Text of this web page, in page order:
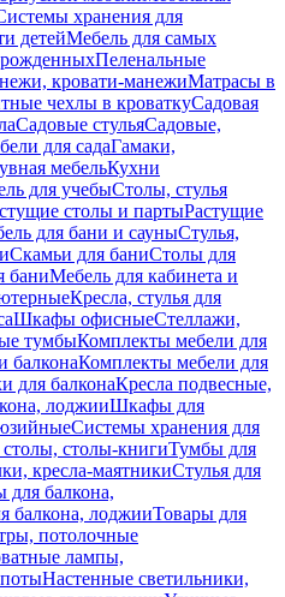
хранения для
детейМебель для самых
Пеленальные
кровати-манежиМатрасы в
чехлы в кроваткуСадовая
Садовые стульяСадовые,
для садаГамаки,
мебельКухни
для учебыСтолы, стулья
столы и партыРастущие
для бани и сауныСтулья,
Скамьи для баниСтолы для
баниМебель для кабинета и
Кресла, стулья для
Шкафы офисныеСтеллажи,
тумбыКомплекты мебели для
балконаКомплекты мебели для
для балконаКресла подвесные,
лоджииШкафы для
Системы хранения для
столы-книгиТумбы для
кресла-маятникиСтулья для
для балкона,
балкона, лоджииТовары для
потолочные
лампы,
Настенные светильники,